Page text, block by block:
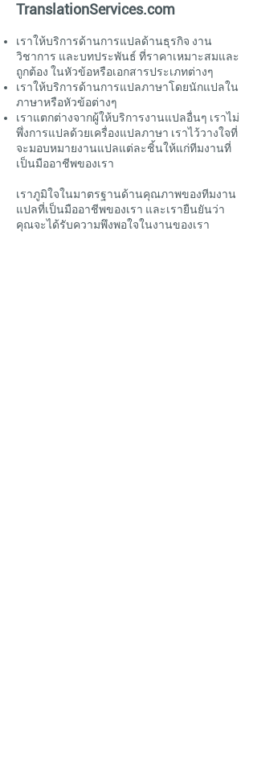
TranslationServices.com
เราให้บริการด้านการแปลด้านธุรกิจ งาน
วิชาการ และบทประพันธ์ ที่ราคาเหมาะสมและ
ถูกต้อง ในหัวข้อหรือเอกสารประเภทต่างๆ
เราให้บริการด้านการแปลภาษาโดยนักแปลใน
ภาษาหรือหัวข้อต่างๆ
เราแตกต่างจากผู้ให้บริการงานแปลอื่นๆ เราไม่
พึ่งการแปลด้วยเครื่องแปลภาษา เราไว้วางใจที่
จะมอบหมายงานแปลแต่ละชิ้นให้แก่ทีมงานที่
เป็นมืออาชีพของเรา
เราภูมิใจในมาตรฐานด้านคุณภาพของทีมงาน
แปลที่เป็นมืออาชีพของเรา และเรายืนยันว่า
คุณจะได้รับความพึงพอใจในงานของเรา